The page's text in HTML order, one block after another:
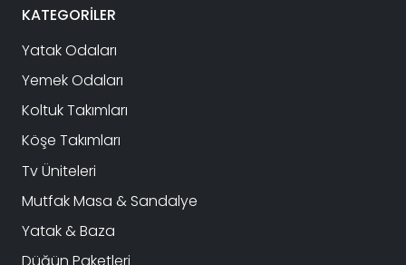
KATEGORİLER
Yatak Odaları
Yemek Odaları
Koltuk Takımları
Köşe Takımları
Tv Üniteleri
Mutfak Masa & Sandalye
Yatak & Baza